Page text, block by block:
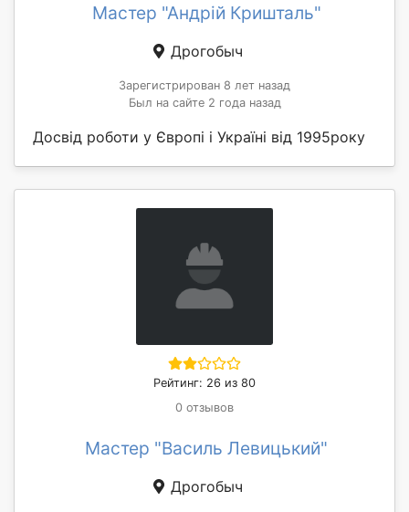
Мастер "Андрій Кришталь"
Дрогобыч
Зарегистрирован 8 лет назад
Был на сайте 2 года назад
Досвід роботи у Європі і Україні від 1995року
Рейтинг: 26 из 80
0 отзывов
Мастер "Василь Левицький"
Дрогобыч